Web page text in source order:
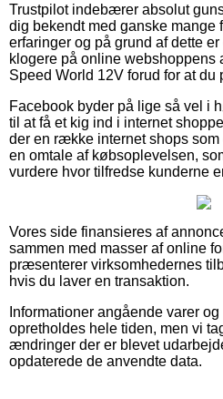
Trustpilot indebærer absolut
dig bekendt med ganske
erfaringer og på grund af dette
klogere på online webshoppens
Speed World 12V forud for at du
Facebook byder på lige så vel i
til at få et kig ind i internet
der en række internet shops
en omtale af købsoplevelsen,
vurdere hvor tilfredse kunderne
Vores side finansieres af
sammen med masser af online
præsenterer virksomhedernes
hvis du laver en transaktion.
Informationer angående varer
opretholdes hele tiden, men vi
ændringer der er blevet
opdaterede de anvendte data.